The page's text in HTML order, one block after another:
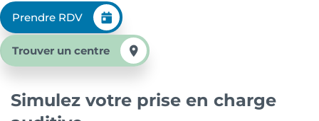
Prendre RDV
Trouver un centre
Simulez votre prise en charge